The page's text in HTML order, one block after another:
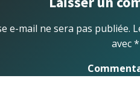
e-mail ne sera pas publiée.
avec*